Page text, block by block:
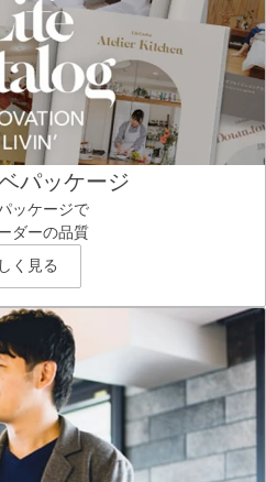
パッケージ
ッケージで
ダーの品質
く見る